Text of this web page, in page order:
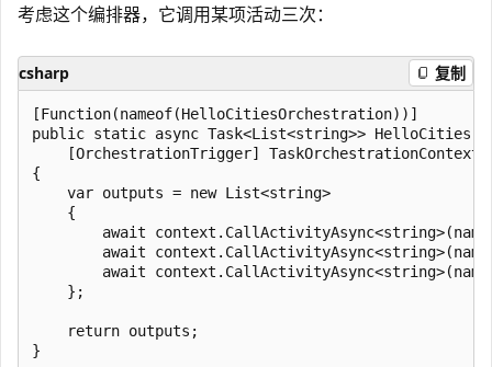
考虑这个编排器，它调用某项活动三次：
csharp 复制
[Function(nameof(HelloCitiesOrchestration))]
public static async Task<List<string>> HelloCities(
[OrchestrationTrigger] TaskOrchestrationContext
{
    var outputs = new List<string>
    {
await
await
await
    };
    return outputs;